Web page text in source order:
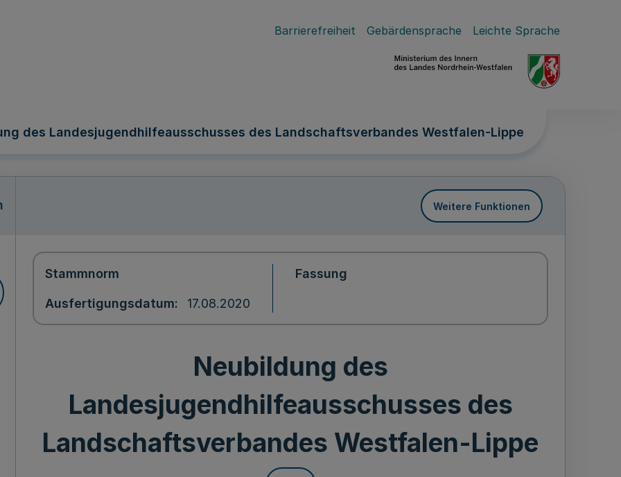
Barrierefreiheit Gebärdensprache Leichte Sprache
des Landesjugendhilfeausschusses des Landschaftsverbandes Westfalen-Lippe
Weitere Funktionen
Stammnorm
Ausfertigungsdatum 17.08.2020
Fassung
Neubildung des
Landesjugendhilfeausschusses des
Landschaftsverbandes Westfalen-Lippe